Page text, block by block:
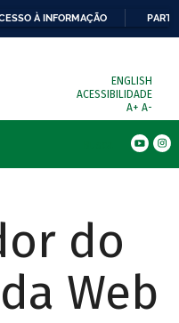
À INFORMAÇÃO
ENGLISH
ACESSIBILIDADE
A+ A-
do
Web